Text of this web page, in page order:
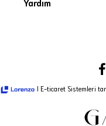
I E-ticaret Sistemleri